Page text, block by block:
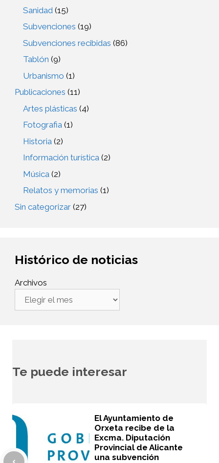
Sanidad (15)
Subvenciones (19)
Subvenciones recibidas (86)
Tablón (9)
Urbanismo (1)
Publicaciones (11)
Artes plásticas (4)
Fotografia (1)
Historia (2)
Información turística (2)
Música (2)
Relatos y memorias (1)
Sin categorizar (27)
Histórico de noticias
Archivos
Te puede interesar
El Ayuntamiento de
Orxeta recibe de la
Excma. Diputación
Provincial de Alicante
una subvención